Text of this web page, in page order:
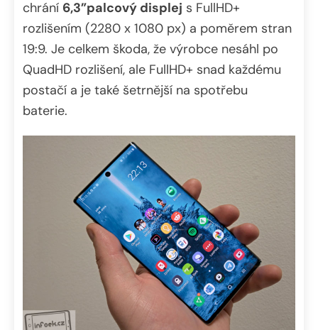
chrání 6,3”palcový displej s FullHD+
rozlišením (2280 x 1080 px) a poměrem stran
19:9. Je celkem škoda, že výrobce nesáhl po
QuadHD rozlišení, ale FullHD+ snad každému
postačí a je také šetrnější na spotřebu
baterie.